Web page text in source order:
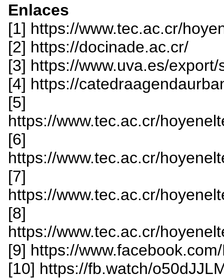
Enlaces
[1] https://www.tec.ac.cr/
[2] https://docinade.ac.cr/
[3] https://www.uva.es/export/
[4] https://
[5]
https://www.tec.ac.cr/
[6]
https://www.tec.ac.cr/
[7]
https://www.tec.ac.cr/
[8]
https://www.tec.ac.cr/
[9] https://
[10] https://fb.watch/